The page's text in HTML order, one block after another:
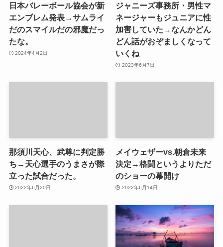
日本バレーボール協会が新
エンブレム発表→サムライ
だのスマイルだの邪魔だっ
たな。
2024年4月2日
ジャニーズ事務所・男性マ
ネージャーもジュニアに性
加害していた→なんかどん
どん話がおぞましくなって
いくね
2023年6月7日
那須川天心、武尊に判定勝
ち→天心選手のうまさが際
立った試合だった。
2022年6月20日
メイウェザーvs.朝倉未来
決定→格闘というよりただ
のショーの幕開け
2022年6月14日